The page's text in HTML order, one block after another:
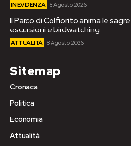
IN EVIDENZA 8 Agosto 2026
Il Parco di Colfiorito anima le
escursioni e birdwatching
ATTUALITÀ 8 Agosto 2026
Sitemap
Cronaca
Politica
Economia
Attualità